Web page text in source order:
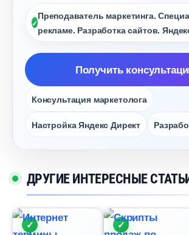
Преподаватель маркетинга.
рекламе. Разработка сайтов.
Получить
Консультация маркетолога
Настройка Яндекс Директ
ДРУГИЕ ИНТЕРЕСНЫЕ